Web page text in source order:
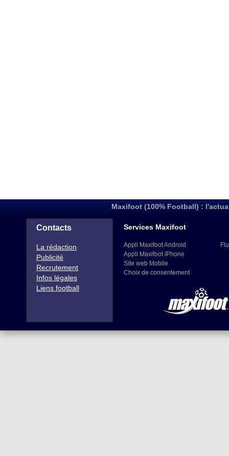
Maxifoot (100% Football) :
Contacts
La rédaction
Publicité
Recrutement
Infos légales
Liens football
Services Maxifoot
Appli Maxifoot Android
Appli Maxifoot iPhone
Site web Mobile
Choix de consentement